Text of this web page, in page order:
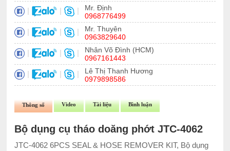
| | |
Mr. Định
0968776499
| | |
Mr. Thuyên
0963829640
| | |
Nhân Võ Đình (HCM)
0967161443
| | |
Lê Thị Thanh Hương
0979898586
Thông số Video Tài liệu Bình luận
Bộ dụng cụ tháo doăng phớt JTC-4062
JTC-4062 6PCS SEAL & HOSE REMOVER KIT, Bộ dụng